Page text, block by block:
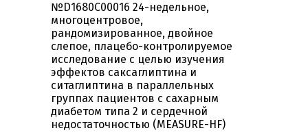
№D1680С00016 24-недельное,
многоцентровое,
рандомизированное, двойное
слепое, плацебо-контролируемое
исследование с целью изучения
эффектов саксаглиптина и
ситаглиптина в параллельных
группах пациентов с сахарным
диабетом типа 2 и сердечной
недостаточностью (MEASURE-HF)